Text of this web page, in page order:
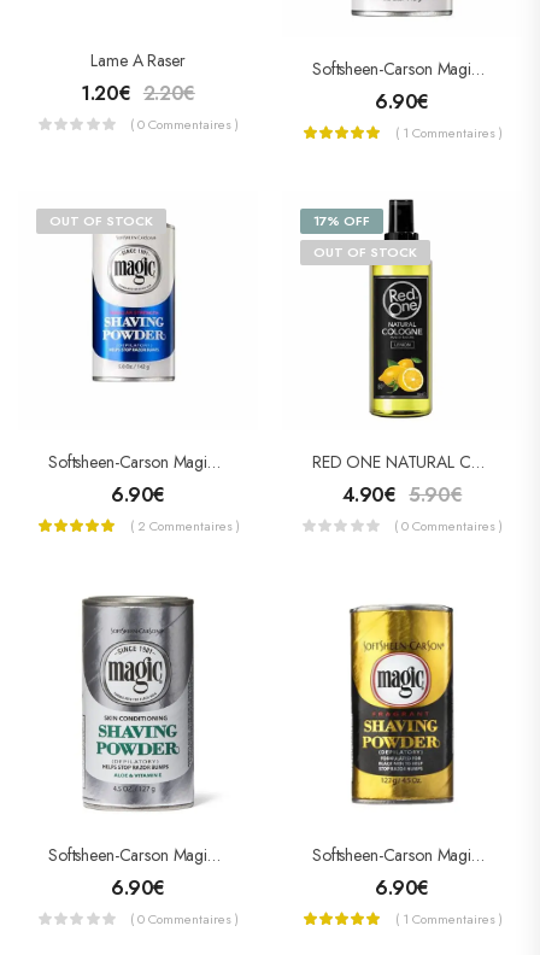
Lame A Raser
1.20€ 2.20€
( 0 Commentaires )
Softsheen-Carson Magic Shaving Powder – Poudre À Raser EXTRA « RED »
6.90€
( 1 Commentaires )
OUT OF STOCK
Softsheen-Carson Magic Shaving Powder – Poudre À Raser Regular « BLUE »
6.90€
( 2 Commentaires )
17% OFF
OUT OF STOCK
RED ONE NATURAL COLOGNE Lemon 150ml
4.90€ 5.90€
( 0 Commentaires )
Softsheen-Carson Magic Shaving Powder – Poudre À Raser Aloe & Vitamine E
6.90€
( 0 Commentaires )
Softsheen-Carson Magic Shaving Powder – Poudre À Raser Parfumée « GOLD »
6.90€
( 1 Commentaires )